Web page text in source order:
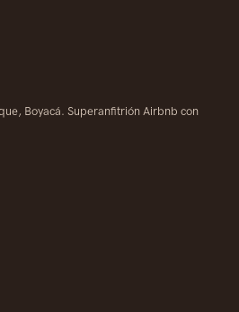
Boyacá. Superanfitrión Airbnb con